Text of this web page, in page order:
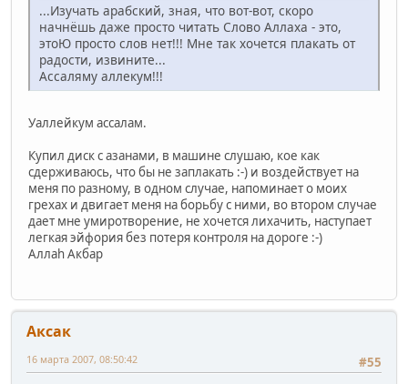
...Изучать арабский, зная, что вот-вот, скоро
начнёшь даже просто читать Слово Аллаха - это,
этоЮ просто слов нет!!! Мне так хочется плакать от
радости, извините...
Ассаляму аллекум!!!
Уаллейкум ассалам.
Купил диск с азанами, в машине слушаю, кое как
сдерживаюсь, что бы не заплакать :-) и воздействует на
меня по разному, в одном случае, напоминает о моих
грехах и двигает меня на борьбу с ними, во втором случае
дает мне умиротворение, не хочется лихачить, наступает
легкая эйфория без потеря контроля на дороге :-)
Аллаh Акбар
Аксак
#55
16 марта 2007, 08:50:42